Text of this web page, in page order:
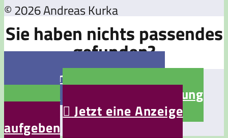
© 2026 Andreas Kurka
Sie haben nichts passendes
gefunden?
Jetzt eine Stellenanzeige
Jetzt eine Bewerbung
aufgeben Jetzt eine Anzeige
aufgeben